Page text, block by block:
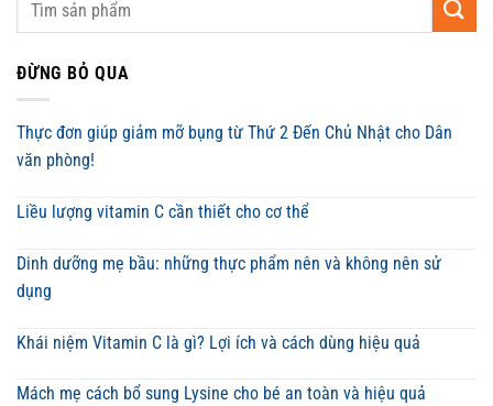
ĐỪNG BỎ QUA
Thực đơn giúp giảm mỡ bụng từ Thứ 2 Đến Chủ Nhật cho Dân
văn phòng!
Liều lượng vitamin C cần thiết cho cơ thể
Dinh dưỡng mẹ bầu: những thực phẩm nên và không nên sử
dụng
Khái niệm Vitamin C là gì? Lợi ích và cách dùng hiệu quả
Mách mẹ cách bổ sung Lysine cho bé an toàn và hiệu quả